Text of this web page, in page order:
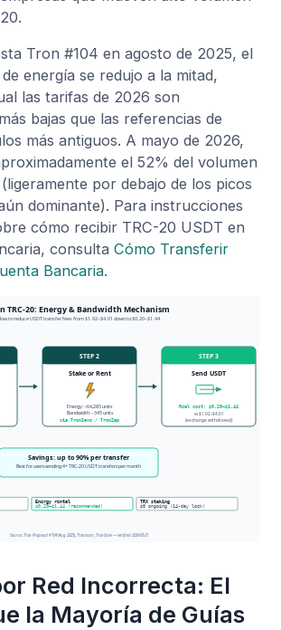
Tron #104 en agosto de 2025, el
energía se redujo a la mitad,
las tarifas de 2026 son
bajas que las referencias de
más antiguos. A mayo de 2026,
el 52% del volumen
por debajo de los picos
dominante). Para instrucciones
cómo recibir TRC-20 USDT en
consulta Cómo Transferir
Bancaria.
Red Incorrecta: El
la Mayoría de Guías